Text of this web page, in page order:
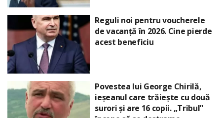
Reguli noi pentru voucherele
de vacanță în 2026. Cine pierde
acest beneficiu
Povestea lui George Chirilă,
ieșeanul care trăiește cu două
surori și are 16 copii. „Tribul”